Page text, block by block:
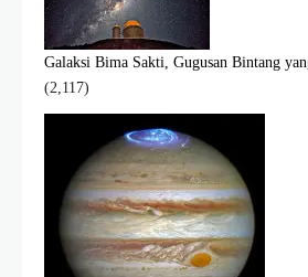
Galaksi Bima Sakti, Gugusan Bintang
(2,117)